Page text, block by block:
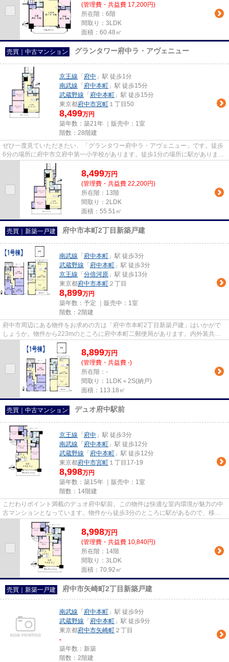
(管理費・共益費 17,200円)
所在階：6階
間取り：3LDK
面積：60.48㎡
売買｜中古マンション グランタワー府中ラ・アヴェニュー
京王線 「 府中 」駅 徒歩1分
南武線 「 府中本町 」駅 徒歩15分
武蔵野線 「 府中本町 」駅 徒歩15分
東京都府中市宮町 １丁目50
8,499万円
築年数：築21年 ｜販売中： 1室
階数：28階建
ぜひ一度見ていただきたい、「グランタワー府中ラ・アヴェニュー」です。徒歩
6分の場所に府中市立府中第一小学校があります。徒歩1分の場所に駅がありま
す。こちらはタワーマンション...
8,499万円
(管理費・共益費 22,200円)
所在階：13階
間取り：2LDK
面積：55.51㎡
売買｜新築一戸建 府中市本町2丁目新築戸建
南武線 「 府中本町 」駅 徒歩3分
武蔵野線 「 府中本町 」駅 徒歩3分
京王線 「 分倍河原 」駅 徒歩13分
東京都府中市本町 ２丁目
8,899万円
築年数：予定 ｜販売中： 1室
階数：2階建
府中市周辺にある物件をお求めの方は「府中市本町2丁目新築戸建」はいかがで
しょうか。物件から223mのところに府中本町二郵便局があります。内外装共に
綺麗な新築戸建ての物件はいかが...
8,899万円
(管理費・共益費 -)
所在階：-
間取り：1LDK＋2S(納戸)
面積：113.18㎡
売買｜中古マンション デュオ府中駅前
京王線 「 府中 」駅 徒歩3分
南武線 「 府中本町 」駅 徒歩12分
武蔵野線 「 府中本町 」駅 徒歩12分
東京都府中市宮町 １丁目17-19
8,998万円
築年数：築15年 ｜販売中： 1室
階数：14階建
こだわりポイント満載のデュオ府中駅前。この物件は快適な室内環境が魅力の中
古マンションとなっています。物件から徒歩3分のところに駅があるので、移動
時間に余裕を持つことができま...
8,998万円
(管理費・共益費 10,840円)
所在階：14階
間取り：3LDK
面積：70.92㎡
売買｜新築一戸建 府中市矢崎町2丁目新築戸建
南武線 「 府中本町 」駅 徒歩9分
武蔵野線 「 府中本町 」駅 徒歩9分
東京都府中市矢崎町 ２丁目
-
築年数：新築
階数：2階建